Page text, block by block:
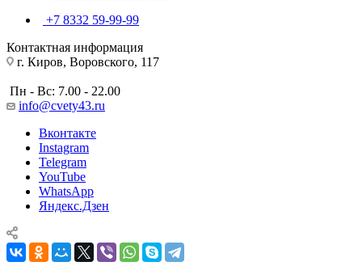
+7 8332 59-99-99
Контактная информация
г. Киров, Воровского, 117
Пн - Вс: 7.00 - 22.00
info@cvety43.ru
Вконтакте
Instagram
Telegram
YouTube
WhatsApp
Яндекс.Дзен